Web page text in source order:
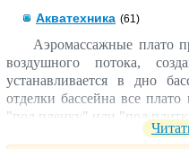
Акватехника (61)
Аэромассажные плато
воздушного потока,
устанавливается в дно
отделки бассейна все
"под пленку" или "под